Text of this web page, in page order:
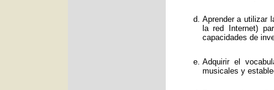
Aprender a utilizar
la red Internet)
capacidades de
Adquirir el
musicales y